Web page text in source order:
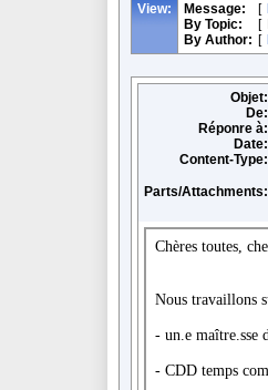
View: Message: [
By Topic:
[
By Author: [
Objet:
De:
Réponre à:
Date:
Content-Type:
Parts/Attachments: